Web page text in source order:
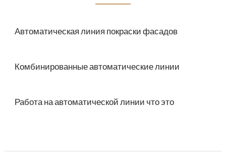
Автоматическая линия покраски фасадов
Комбинированные автоматические линии
Работа на автоматической линии что это